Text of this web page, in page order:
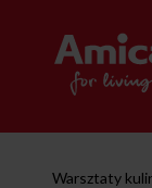
Warsztaty